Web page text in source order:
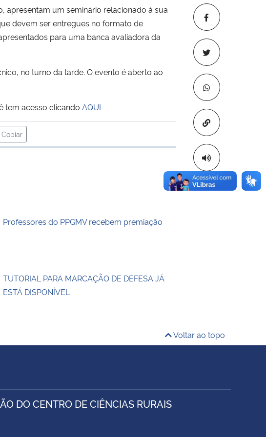
Copiar para
um seminário relacionado à sua
devem ser entregues no formato de
para uma banca avaliadora da
no turno da tarde. O evento é aberto ao
acesso clicando AQUI
Copiar
para área de transferência
Professores do PPGMV recebem premiação
TUTORIAL PARA MARCAÇÃO DE DEFESA JÁ
ESTÁ DISPONÍVEL
Voltar ao topo
DO CENTRO DE CIÊNCIAS RURAIS